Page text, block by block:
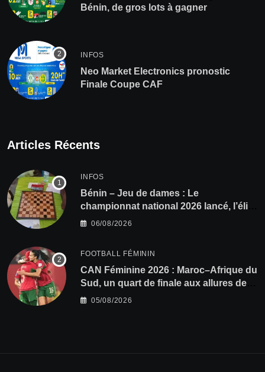
Bénin, de gros lots à gagner
INFOS
Neo Market Electronics pronostic
Finale Coupe CAF
Articles Récents
INFOS
Bénin – Jeu de dames : Le
championnat national 2026 lancé, l’élite
du damier à la conquête du sacre
06/08/2026
FOOTBALL FÉMININ
CAN Féminine 2026 : Maroc–Afrique du
Sud, un quart de finale aux allures de
finale
05/08/2026